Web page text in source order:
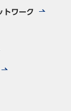
トワーク